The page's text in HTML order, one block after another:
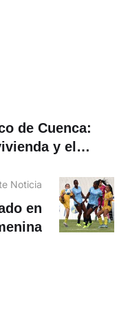
de Cuenca:
y el
Noticia
en